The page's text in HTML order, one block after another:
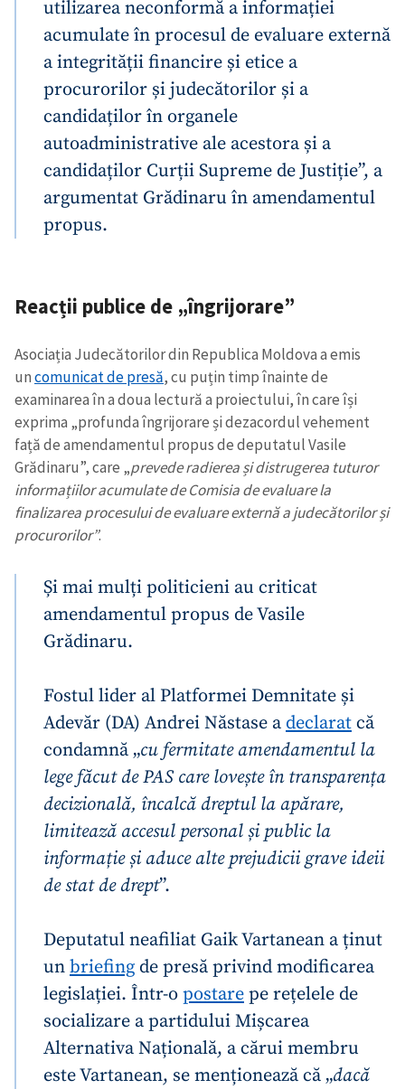
utilizarea neconformă a informației
acumulate în procesul de evaluare externă
a integrității financire și etice a
procurorilor și judecătorilor și a
candidaților în organele
autoadministrative ale acestora și a
candidaților Curții Supreme de Justiție”, a
argumentat Grădinaru în amendamentul
propus.
Reacții publice de „îngrijorare”
Asociația Judecătorilor din Republica Moldova a emis
uncomunicat de presă, cu puțin timp înainte de
examinarea în a doua lectură a proiectului, în care își
exprima „profunda îngrijorare și dezacordul vehement
față de amendamentul propus de deputatul Vasile
Grădinaru”, care „prevede radierea și distrugerea tuturor
informațiilor acumulate de Comisia de evaluare la
finalizarea procesului de evaluare externă a judecătorilor și
procurorilor”.
Și mai mulți politicieni au criticat
amendamentul propus de Vasile
Grădinaru.
Fostul lider al Platformei Demnitate și
Adevăr (DA) Andrei Năstase a declaratcă
condamnă „cu fermitate amendamentul la
lege făcut de PAS care lovește în transparența
decizională, încalcă dreptul la apărare,
limitează accesul personal și public la
informație și aduce alte prejudicii grave ideii
de stat de drept”.
Deputatul neafiliat Gaik Vartanean a ținut
unbriefing de presă privind modificarea
legislației. Într-opostarepe rețelele de
socializare a partidului Mișcarea
Alternativa Națională, a cărui membru
este Vartanean, se menționează că „dacă
CONTACT SURSĂ
Sursă anonimă
Nume+ Numele meu
Email+ Emailul meu